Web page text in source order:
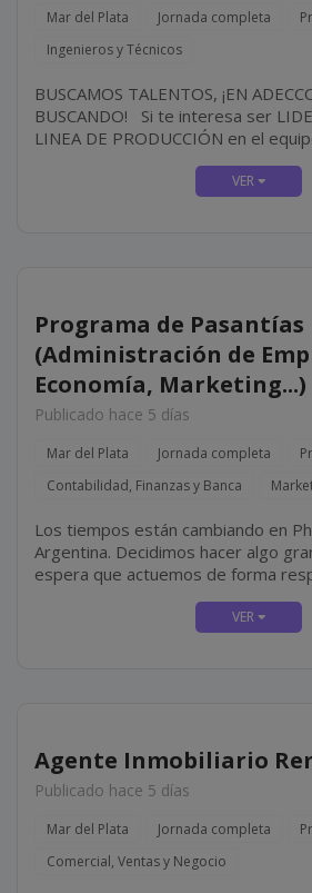
Mar del Plata Jornada completa
Ingenieros y Técnicos
BUSCAMOS TALENTOS, ¡EN ADECCO TE ESTAMOS
BUSCANDO! Si te interesa ser LIDER TECNICO/A DE
LINEA DE PRODUCCIÓN en el
cliente, IMPORTANTE EMPRESA DE
¡desafíate a vos mismo y crea tu futuro!
Programa de Pasantías
(Administración de
Economía, Marketing...)
Publicado hace 5 días
Mar del Plata Jornada completa
Contabilidad, Finanzas y Banca
Los tiempos están cambiando en
Argentina. Decidimos hacer algo
espera que actuemos de forma
estamos haciendo, transformando
nuestro negocio diseñando un
Agente Inmobiliario
Publicado hace 5 días
Mar del Plata Jornada completa
Comercial, Ventas y Negocio